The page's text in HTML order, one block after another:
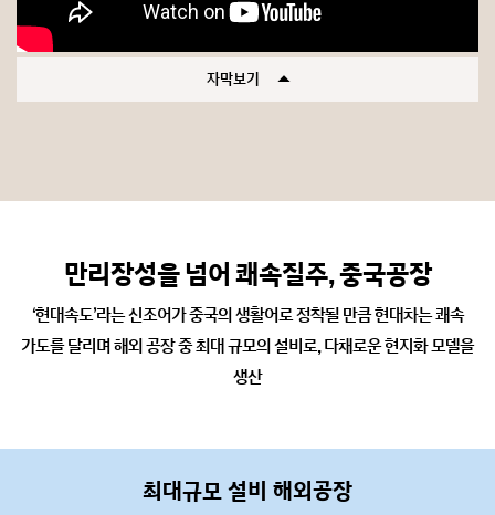
자막보기
만리장성을 넘어 쾌속질주, 중국공장
‘현대속도’라는 신조어가 중국의 생활어로 정착될 만큼 현대차는 쾌속
가도를 달리며 해외 공장 중 최대 규모의 설비로, 다채로운 현지화 모델을
생산
최대규모 설비 해외공장